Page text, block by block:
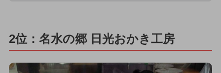
2位：名水の郷 日光おかき工房